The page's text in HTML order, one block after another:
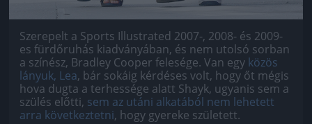
Szerepelt a Sports Illustrated 2007-, 2008- és 2009-
es fürdőruhás kiadványában, és nem utolsó sorban
a színész, Bradley Cooper felesége. Van egy közös
lányuk, Lea, bár sokáig kérdéses volt, hogy őt mégis
hova dugta a terhessége alatt Shayk, ugyanis sem a
szülés előtti, sem az utáni alkatából nem lehetett
arra következtetni, hogy gyereke született.